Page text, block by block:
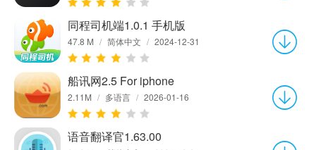
同程司机端1.0.1 手机版
47.8 M / 简体中文 / 2024-12-31
船讯网2.5 For iphone
2.11M / 多语言 / 2026-01-16
语音翻译官1.63.00